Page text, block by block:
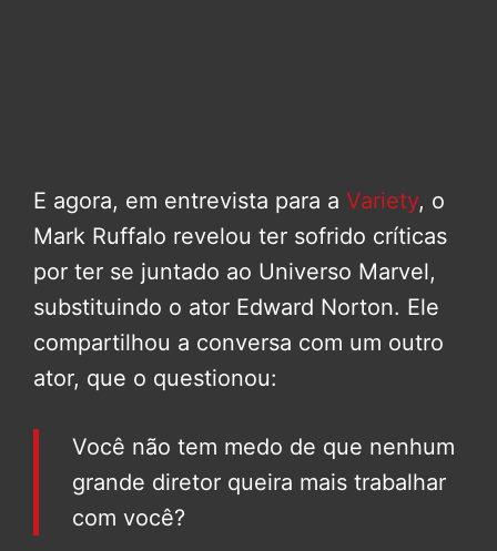
E agora, em entrevista para a Variety, o
Mark Ruffalo revelou ter sofrido críticas
por ter se juntado ao Universo Marvel,
substituindo o ator Edward Norton. Ele
compartilhou a conversa com um outro
ator, que o questionou:
Você não tem medo de que nenhum
grande diretor queira mais trabalhar
com você?